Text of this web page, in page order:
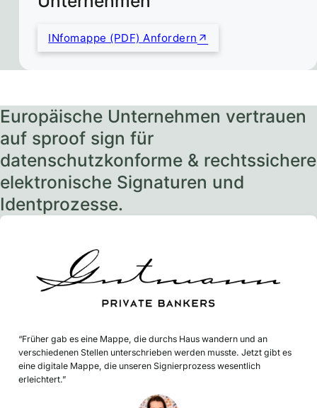
INfomappe (PDF) Anfordern
Europäische Unternehmen vertrauen
auf sproof sign für
datenschutzkonforme & rechtssichere
elektronische Signaturen und
Identprozesse.
“Früher gab es eine Mappe, die durchs Haus wandern und an
verschiedenen Stellen unterschrieben werden musste. Jetzt gibt es
eine digitale Mappe, die unseren Signierprozess wesentlich
erleichtert.”